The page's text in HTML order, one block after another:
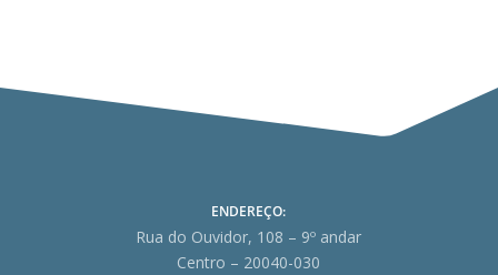
ENDEREÇO:
Rua do Ouvidor, 108 – 9º andar
Centro – 20040-030